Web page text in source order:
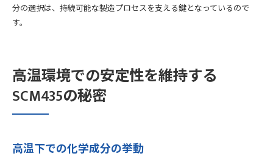
分の選択は、持続可能な製造プロセスを支える鍵となっているので
す。
高温環境での安定性を維持する
SCM435の秘密
高温下での化学成分の挙動